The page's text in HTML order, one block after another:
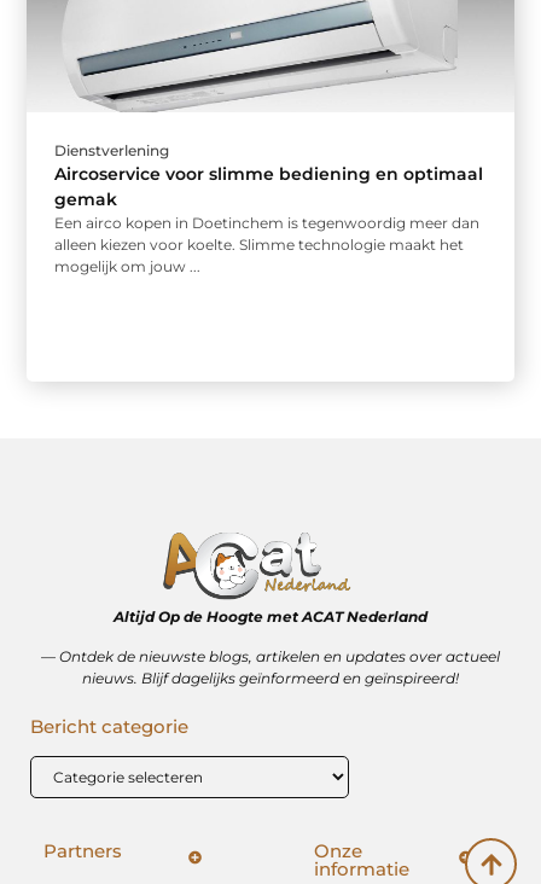
Dienstverlening
Aircoservice voor slimme bediening en optimaal
gemak
Een airco kopen in Doetinchem is tegenwoordig meer dan
alleen kiezen voor koelte. Slimme technologie maakt het
mogelijk om jouw ...
Altijd Op de Hoogte met ACAT Nederland
–– Ontdek de nieuwste blogs, artikelen en updates over actueel
nieuws. Blijf dagelijks geïnformeerd en geïnspireerd!
Bericht categorie
Partners Onze
informatie